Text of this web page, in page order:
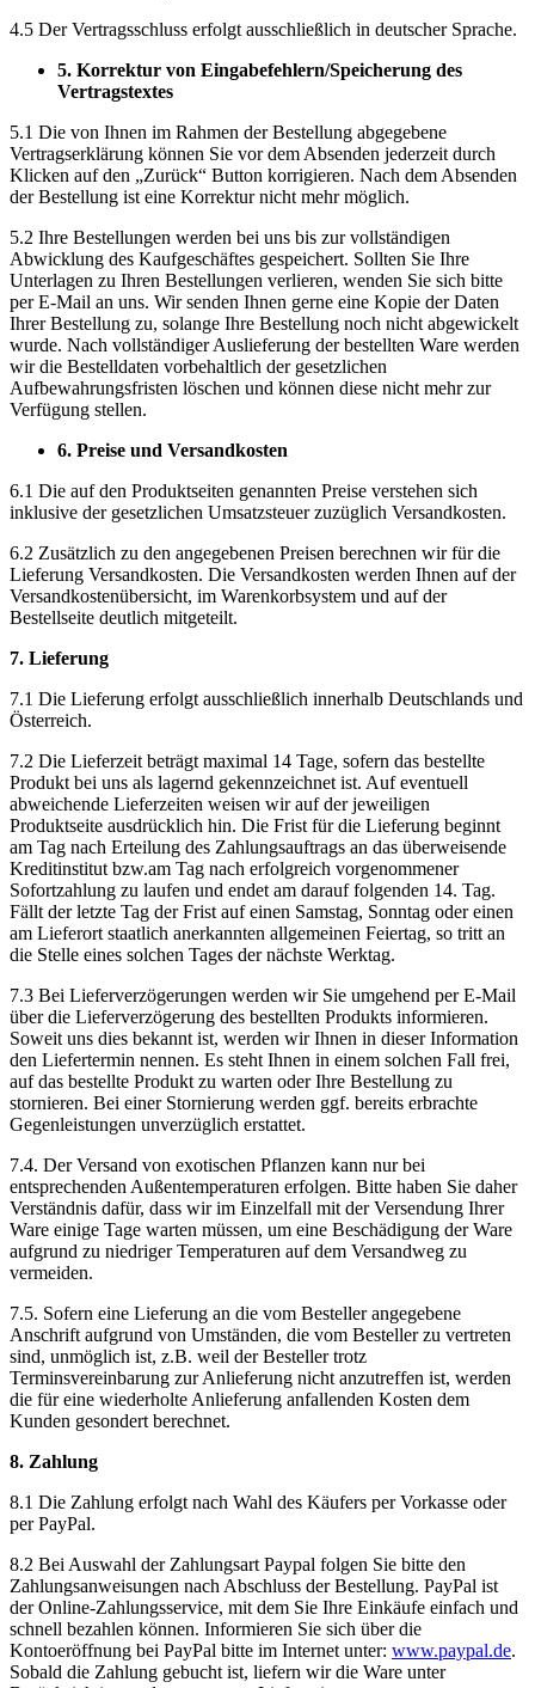
4.5 Der Vertragsschluss erfolgt ausschließlich in deutscher Sprache.
5. Korrektur von Eingabefehlern/Speicherung des
Vertragstextes
5.1 Die von Ihnen im Rahmen der Bestellung abgegebene
Vertragserklärung können Sie vor dem Absenden jederzeit durch
Klicken auf den „Zurück“ Button korrigieren. Nach dem Absenden
der Bestellung ist eine Korrektur nicht mehr möglich.
5.2 Ihre Bestellungen werden bei uns bis zur vollständigen
Abwicklung des Kaufgeschäftes gespeichert. Sollten Sie Ihre
Unterlagen zu Ihren Bestellungen verlieren, wenden Sie sich bitte
per E-Mail an uns. Wir senden Ihnen gerne eine Kopie der Daten
Ihrer Bestellung zu, solange Ihre Bestellung noch nicht abgewickelt
wurde. Nach vollständiger Auslieferung der bestellten Ware werden
wir die Bestelldaten vorbehaltlich der gesetzlichen
Aufbewahrungsfristen löschen und können diese nicht mehr zur
Verfügung stellen.
6. Preise und Versandkosten
6.1 Die auf den Produktseiten genannten Preise verstehen sich
inklusive der gesetzlichen Umsatzsteuer zuzüglich Versandkosten.
6.2 Zusätzlich zu den angegebenen Preisen berechnen wir für die
Lieferung Versandkosten. Die Versandkosten werden Ihnen auf der
Versandkostenübersicht, im Warenkorbsystem und auf der
Bestellseite deutlich mitgeteilt.
7. Lieferung
7.1 Die Lieferung erfolgt ausschließlich innerhalb Deutschlands und
Österreich.
7.2 Die Lieferzeit beträgt maximal 14 Tage, sofern das bestellte
Produkt bei uns als lagernd gekennzeichnet ist. Auf eventuell
abweichende Lieferzeiten weisen wir auf der jeweiligen
Produktseite ausdrücklich hin. Die Frist für die Lieferung beginnt
am Tag nach Erteilung des Zahlungsauftrags an das überweisende
Kreditinstitut bzw.am Tag nach erfolgreich vorgenommener
Sofortzahlung zu laufen und endet am darauf folgenden 14. Tag.
Fällt der letzte Tag der Frist auf einen Samstag, Sonntag oder einen
am Lieferort staatlich anerkannten allgemeinen Feiertag, so tritt an
die Stelle eines solchen Tages der nächste Werktag.
7.3 Bei Lieferverzögerungen werden wir Sie umgehend per E-Mail
über die Lieferverzögerung des bestellten Produkts informieren.
Soweit uns dies bekannt ist, werden wir Ihnen in dieser Information
den Liefertermin nennen. Es steht Ihnen in einem solchen Fall frei,
auf das bestellte Produkt zu warten oder Ihre Bestellung zu
stornieren. Bei einer Stornierung werden ggf. bereits erbrachte
Gegenleistungen unverzüglich erstattet.
7.4. Der Versand von exotischen Pflanzen kann nur bei
entsprechenden Außentemperaturen erfolgen. Bitte haben Sie daher
Verständnis dafür, dass wir im Einzelfall mit der Versendung Ihrer
Ware einige Tage warten müssen, um eine Beschädigung der Ware
aufgrund zu niedriger Temperaturen auf dem Versandweg zu
vermeiden.
7.5. Sofern eine Lieferung an die vom Besteller angegebene
Anschrift aufgrund von Umständen, die vom Besteller zu vertreten
sind, unmöglich ist, z.B. weil der Besteller trotz
Terminsvereinbarung zur Anlieferung nicht anzutreffen ist, werden
die für eine wiederholte Anlieferung anfallenden Kosten dem
Kunden gesondert berechnet.
8. Zahlung
8.1 Die Zahlung erfolgt nach Wahl des Käufers per Vorkasse oder
per PayPal.
8.2 Bei Auswahl der Zahlungsart Paypal folgen Sie bitte den
Zahlungsanweisungen nach Abschluss der Bestellung. PayPal ist
der Online-Zahlungsservice, mit dem Sie Ihre Einkäufe einfach und
schnell bezahlen können. Informieren Sie sich über die
Kontoeröffnung bei PayPal bitte im Internet unter: www.paypal.de.
Sobald die Zahlung gebucht ist, liefern wir die Ware unter